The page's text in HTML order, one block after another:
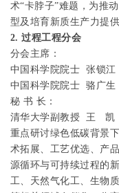
术“卡脖子”难题，为推
型及培育新质生产力提
2.过程工程分会
分会主席：
中国科学院院士
张锁江
中国科学院院士
骆广生
秘 书 长：
清华大学副教授
王
凯
重点研讨绿色低碳背景
术拓展、工艺优选、产
源循环与可持续过程的
工、天然气化工、生物